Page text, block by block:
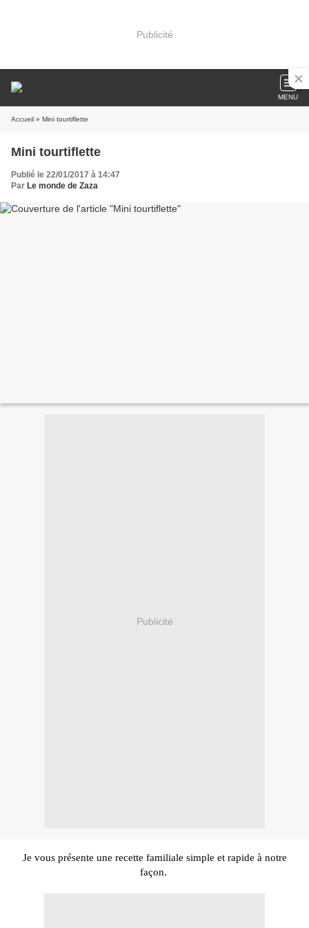
Publicité
MENU
Accueil » Mini tourtiflette
Mini tourtiflette
Publié le 22/01/2017 à 14:47
Par Le monde de Zaza
Publicité
Je vous présente une recette familiale simple et rapide à notre
façon.